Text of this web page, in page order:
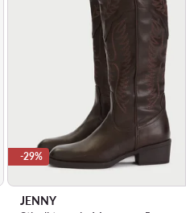
-29%
JENNY